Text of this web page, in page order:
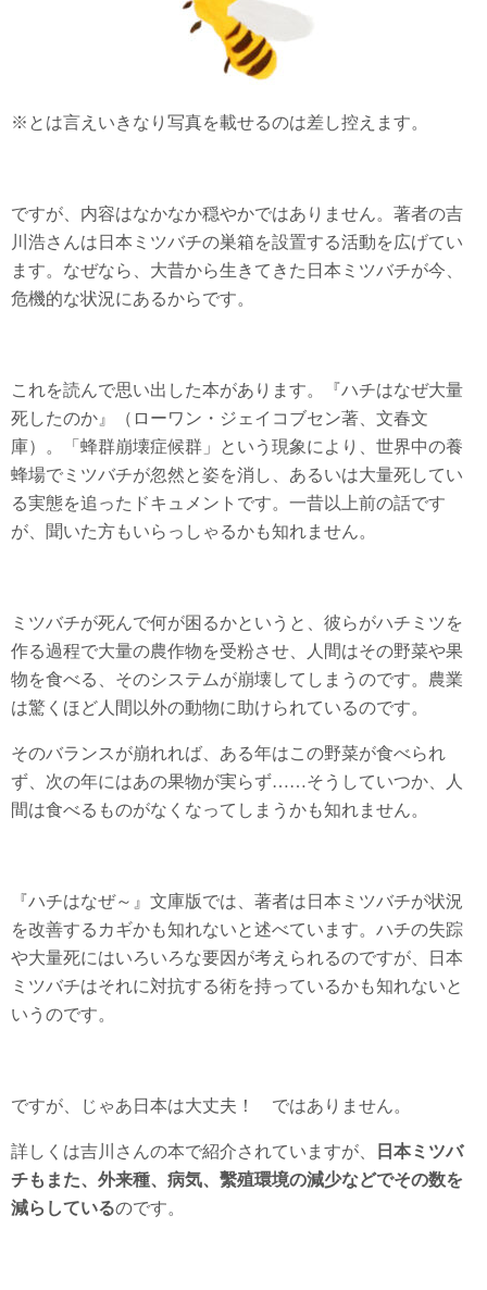
※とは言えいきなり写真を載せるのは差し控えます。
ですが、内容はなかなか穏やかではありません。著者の吉
川浩さんは日本ミツバチの巣箱を設置する活動を広げてい
ます。なぜなら、大昔から生きてきた日本ミツバチが今、
危機的な状況にあるからです。
これを読んで思い出した本があります。『ハチはなぜ大量
死したのか』（ローワン・ジェイコブセン著、文春文
庫）。「蜂群崩壊症候群」という現象により、世界中の養
蜂場でミツバチが忽然と姿を消し、あるいは大量死してい
る実態を追ったドキュメントです。一昔以上前の話です
が、聞いた方もいらっしゃるかも知れません。
ミツバチが死んで何が困るかというと、彼らがハチミツを
作る過程で大量の農作物を受粉させ、人間はその野菜や果
物を食べる、そのシステムが崩壊してしまうのです。農業
は驚くほど人間以外の動物に助けられているのです。
そのバランスが崩れれば、ある年はこの野菜が食べられ
ず、次の年にはあの果物が実らず……そうしていつか、人
間は食べるものがなくなってしまうかも知れません。
『ハチはなぜ～』文庫版では、著者は日本ミツバチが状況
を改善するカギかも知れないと述べています。ハチの失踪
や大量死にはいろいろな要因が考えられるのですが、日本
ミツバチはそれに対抗する術を持っているかも知れないと
いうのです。
ですが、じゃあ日本は大丈夫！ ではありません。
詳しくは吉川さんの本で紹介されていますが、
日本ミツバ
チもまた、外来種、病気、繫殖環境の減少などでその数を
減らしているのです。